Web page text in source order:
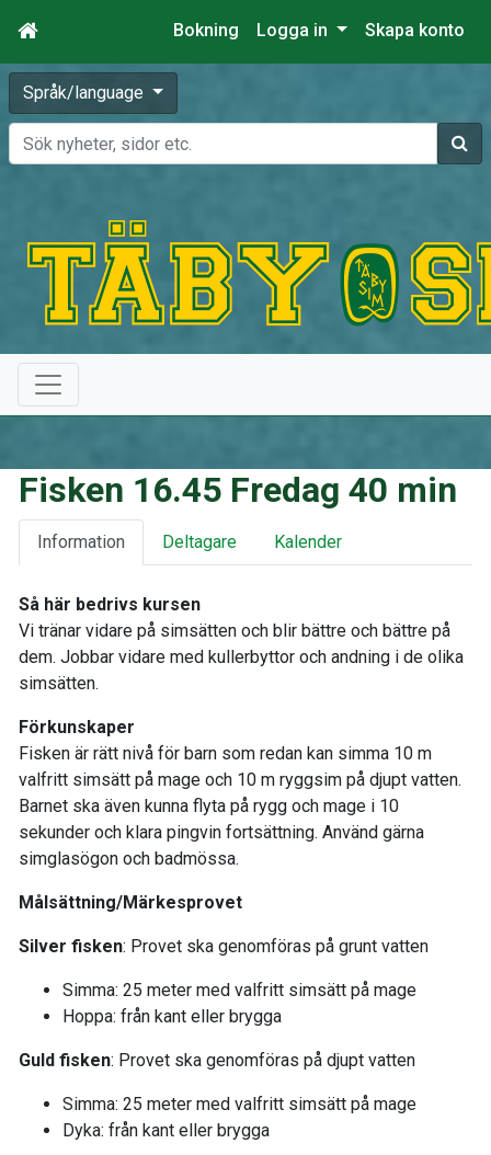
Bokning Logga in Skapa konto
Språk/language
Sök
Fisken 16.45 Fredag 40 min
Information Deltagare Kalender
Så här bedrivs kursen
Vi tränar vidare på simsätten och blir bättre och bättre på
dem. Jobbar vidare med kullerbyttor och andning i de olika
simsätten.
Förkunskaper
Fisken är rätt nivå för barn som redan kan simma 10 m
valfritt simsätt på mage och 10 m ryggsim på djupt vatten.
Barnet ska även kunna flyta på rygg och mage i 10
sekunder och klara pingvin fortsättning. Använd gärna
simglasögon och badmössa.
Målsättning/Märkesprovet
Silver fisken: Provet ska genomföras på grunt vatten
Simma: 25 meter med valfritt simsätt på mage
Hoppa: från kant eller brygga
Guld fisken: Provet ska genomföras på djupt vatten
Simma: 25 meter med valfritt simsätt på mage
Dyka: från kant eller brygga